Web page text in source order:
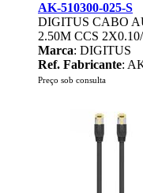
AK-510300-025-S
DIGITUS CABO
2.50M CCS
Marca: DIGITUS
Ref. Fabricante:
Preço sob consulta